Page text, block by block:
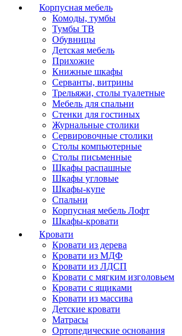
Корпусная мебель
Комоды, тумбы
Тумбы ТВ
Обувницы
Детская мебель
Прихожие
Книжные шкафы
Серванты, витрины
Трельяжи, столы туалетные
Мебель для спальни
Стенки для гостиных
Журнальные столики
Сервировочные столики
Столы компьютерные
Столы письменные
Шкафы распашные
Шкафы угловые
Шкафы-купе
Спальни
Корпусная мебель Лофт
Шкафы-кровати
Кровати
Кровати из дерева
Кровати из МДФ
Кровати из ЛДСП
Кровати с мягким изголовьем
Кровати с ящиками
Кровати из массива
Детские кровати
Матрасы
Ортопедические основания